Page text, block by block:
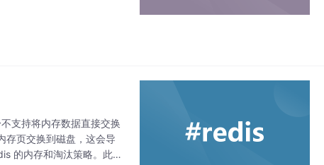
支持将内存数据直接交换
存页交换到磁盘，这会导
的内存和淘汰策略。此